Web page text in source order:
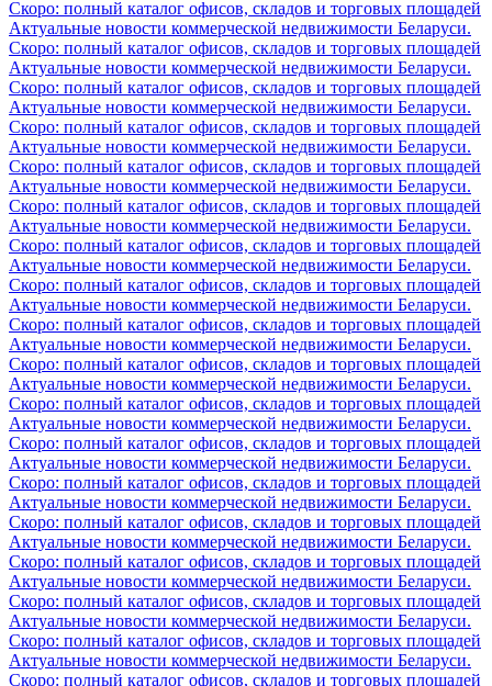
Скоро: полный каталог офисов, складов и торговых площадей
Актуальные новости коммерческой недвижимости Беларуси.
Скоро: полный каталог офисов, складов и торговых площадей
Актуальные новости коммерческой недвижимости Беларуси.
Скоро: полный каталог офисов, складов и торговых площадей
Актуальные новости коммерческой недвижимости Беларуси.
Скоро: полный каталог офисов, складов и торговых площадей
Актуальные новости коммерческой недвижимости Беларуси.
Скоро: полный каталог офисов, складов и торговых площадей
Актуальные новости коммерческой недвижимости Беларуси.
Скоро: полный каталог офисов, складов и торговых площадей
Актуальные новости коммерческой недвижимости Беларуси.
Скоро: полный каталог офисов, складов и торговых площадей
Актуальные новости коммерческой недвижимости Беларуси.
Скоро: полный каталог офисов, складов и торговых площадей
Актуальные новости коммерческой недвижимости Беларуси.
Скоро: полный каталог офисов, складов и торговых площадей
Актуальные новости коммерческой недвижимости Беларуси.
Скоро: полный каталог офисов, складов и торговых площадей
Актуальные новости коммерческой недвижимости Беларуси.
Скоро: полный каталог офисов, складов и торговых площадей
Актуальные новости коммерческой недвижимости Беларуси.
Скоро: полный каталог офисов, складов и торговых площадей
Актуальные новости коммерческой недвижимости Беларуси.
Скоро: полный каталог офисов, складов и торговых площадей
Актуальные новости коммерческой недвижимости Беларуси.
Скоро: полный каталог офисов, складов и торговых площадей
Актуальные новости коммерческой недвижимости Беларуси.
Скоро: полный каталог офисов, складов и торговых площадей
Актуальные новости коммерческой недвижимости Беларуси.
Скоро: полный каталог офисов, складов и торговых площадей
Актуальные новости коммерческой недвижимости Беларуси.
Скоро: полный каталог офисов, складов и торговых площадей
Актуальные новости коммерческой недвижимости Беларуси.
Скоро: полный каталог офисов, складов и торговых площадей